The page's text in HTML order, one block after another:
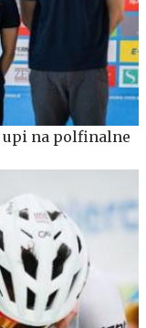
upi na polfinalne